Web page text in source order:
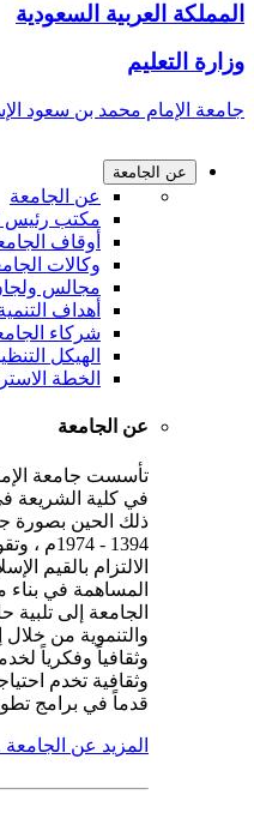
المملكة العربية السعودية
وزارة التعليم
جامعة الإمام محمد بن سعود
عن الجامعة
عن الجامعة
مكتب رئيس
أوقاف
وكالات
مجالس
أهداف
شركاء
الهيكل
الخطة
عن الجامعة
تأسست جامعة
ذلك الحين بصورة
1394 -
الالتزام بالقيم
المساهمة في
الجامعة إلى
والتنموية من خلال
وثقافياً وفكرياً
وثقافية تخدم
قدماً في برامج
المزيد عن الجامعة